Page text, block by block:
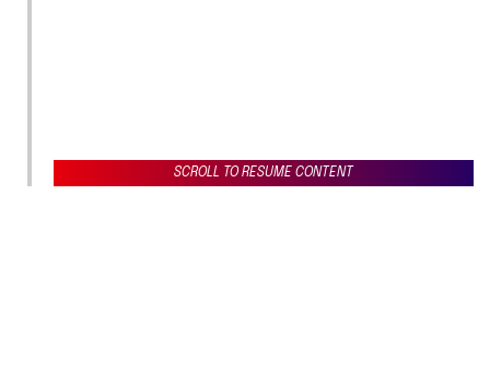
SCROLL TO RESUME CONTENT